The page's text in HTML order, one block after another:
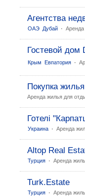
Агентства
ОАЭ Дубай
Гостевой дом
Крым Евпатория
Покупка
Аренда жилья для
Готелі
Украина Аренда
Altop Real
Турция Аренда
Turk.Estate
Турция Аренда